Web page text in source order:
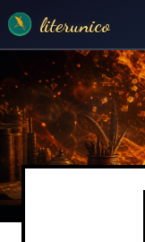
literunico